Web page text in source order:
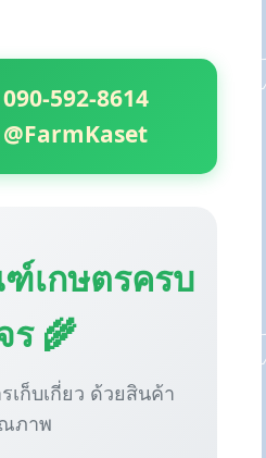
090-592-8614
@FarmKaset
เกษตรครบ
ร 🌾
เก็บเกี่ยว ด้วยสินค้า
ภาพ